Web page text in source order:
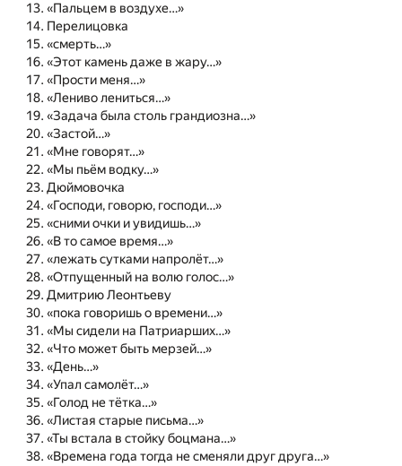
«Пальцем в воздухе…»
Перелицовка
«смерть…»
«Этот камень даже в жару…»
«Прости меня…»
«Лениво лениться…»
«Задача была столь грандиозна…»
«Застой…»
«Мне говорят…»
«Мы пьём водку…»
Дюймовочка
«Господи, говорю, господи…»
«сними очки и увидишь…»
«В то самое время…»
«лежать сутками напролёт…»
«Отпущенный на волю голос…»
Дмитрию Леонтьеву
«пока говоришь о времени…»
«Мы сидели на Патриарших…»
«Что может быть мерзей…»
«День…»
«Упал самолёт…»
«Голод не тётка…»
«Листая старые письма…»
«Ты встала в стойку боцмана…»
«Времена года тогда не сменяли друг друга…»